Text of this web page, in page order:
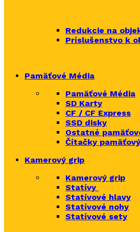
Redukcie na
Príslušenstvo k
Pamäťové Média
Pamäťové Média
SD Karty
CF / CF Express
SSD disky
Ostatné
Čítačky
Kamerový grip
Kamerový grip
Statívy
Statívové hlavy
Statívové nohy
Statívové sety